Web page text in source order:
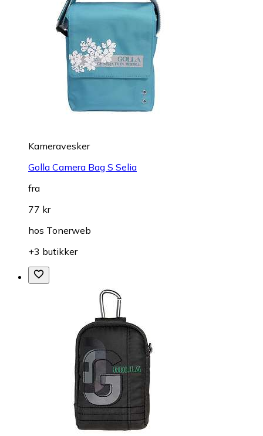
Kameravesker
Golla Camera Bag S Selia
fra
77 kr
hos Tonerweb
+3 butikker